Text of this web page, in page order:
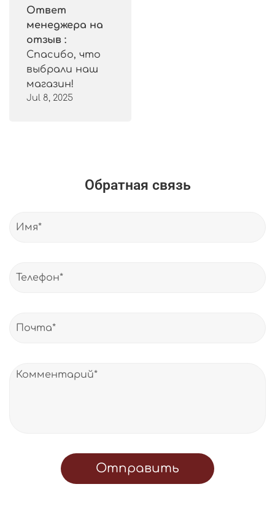
Ответ
менеджера на
отзыв :
Спасибо, что
выбрали наш
магазин!
Jul 8, 2025
Обратная связь
Отправить